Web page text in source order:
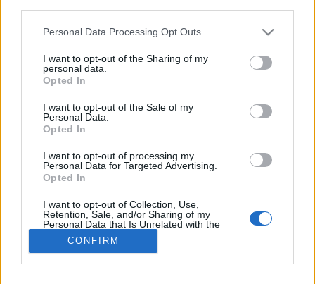
Please note that this website/app uses one or more Google
not limited to your visit or usage behaviour. You may click to
grant or deny consent to Google and its third-party tags to
use your data for below specified purposes in below Google
consent section.
Personal Data Processing Opt Outs
I want to opt-out of the Sharing of my
personal data.
Opted In
I want to opt-out of the Sale of my
Personal Data.
Opted In
I want to opt-out of processing my
Personal Data for Targeted Advertising.
Opted In
I want to opt-out of Collection, Use,
Retention, Sale, and/or Sharing of my
Personal Data that Is Unrelated with the
Purposes for which it was collected.
Opted Out
CONFIRM
Evés